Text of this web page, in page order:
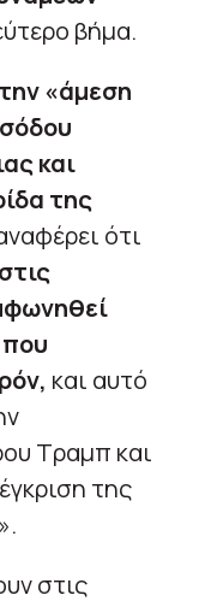
βήμα.
«άμεση
και
της
ότι
και αυτό
Τραμπ και
της
στις